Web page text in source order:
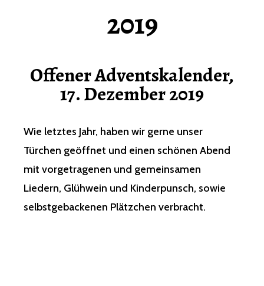
2019
Offener Adventskalender,
17. Dezember 2019
Wie letztes Jahr, haben wir gerne unser
Türchen geöffnet und einen schönen Abend
mit vorgetragenen und gemeinsamen
Liedern, Glühwein und Kinderpunsch, sowie
selbstgebackenen Plätzchen verbracht.